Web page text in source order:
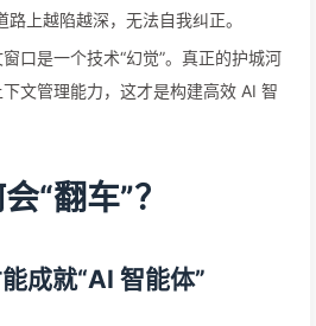
路上越陷越深，无法自我纠正。
口是一个技术“幻觉”。真正的护城河
文管理能力，这才是构建高效 AI 智
“翻车”？
成就“AI 智能体”